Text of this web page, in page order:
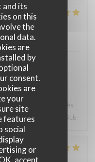
and its
on this
the
data.
are
by
consent.
are
your
site
features
social
or
accept
/5 Value: 5
qualité / prix.
de l'entrée au
service
en tissu (c'est très
TRES BONNE TABLE